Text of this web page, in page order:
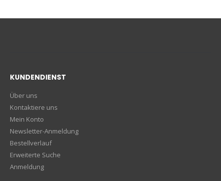
KUNDENDIENST
Über uns
Kontaktiere uns
Mein Konto
Newsletter-Anmeldung
Bestellverlauf
Erweiterte Suche
Anmeldung